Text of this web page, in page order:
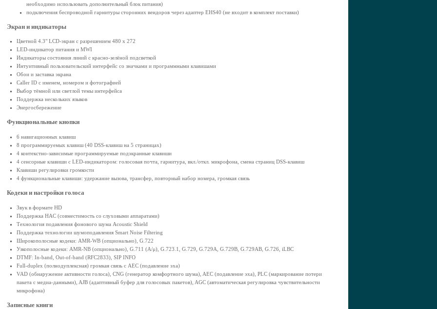
необходимо использовать дополнительный блок питания)
подключения беспроводной гарнитуры сторонних вендоров через адаптер EHS40 (не входит в комплект поставки)
Экран и индикаторы
Цветной 4.3" LCD-экран с разрешением 480 х 272
LED-индикатор питания и MWI
Индикаторы состояния линий с красно-зелёной подсветкой
Интуитивный пользовательский интерфейс со значками и программными клавишами
Обои и заставка экрана
Caller ID с именем, номером и фотографией
Выбор тёмной или светлой темы интерфейса
Поддержка нескольких языков
Энергосбережение
Функциональные кнопки
6 навигационных клавиш
8 программируемых клавиш (40 DSS-клавиш на 5 страницах)
4 контекстно-зависимые программируемые подэкранные клавиши
4 сенсорные клавиши с LED-индикатором: голосовая почта, гарнитура, вкл./откл. микрофона, смена страниц DSS-клавиш
Клавиши регулировки громкости
4 функциональные клавиши: удержание вызова, трансфер, повторный набор номера, громкая связь
Кодеки и настройки голоса
Звук в формате HD
Поддержка HAC (совместимость со слуховыми аппаратами)
Технология подавления фонового шума Acoustic Shield
Поддержка технологии шумоподавления Smart Noise Filtering
Широкополосные кодеки: AMR-WB (опционально), G.722
Узкополосные кодеки: AMR-NB (опционально), G.711 (A/μ), G.723.1, G.729, G.729A, G.729B, G.729AB, G.726, iLBC
DTMF: In-band, Out-of-band (RFC2833), SIP INFO
Full-duplex (полнодуплексная) громкая связь с AEC (подавление эха)
VAD (обнаружение активности голоса), CNG (генератор комфортного шума), AEC (подавление эха), PLC (маркирование потери
пакета с медиа-данными), AJB (адаптивный буфер для голосовых пакетов), AGC (автоматическая регулировка чувствительности
микрофона)
Записные книги